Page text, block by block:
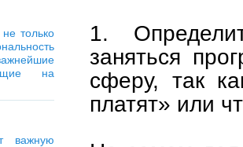
только
на
важную
1.
заняться
сферу, так
платят» или